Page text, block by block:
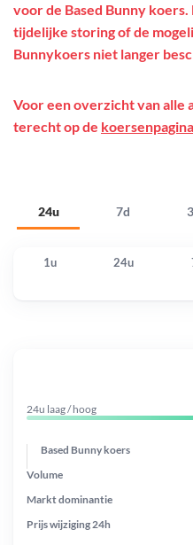
24u 7d
voor de Based Bunny
tijdelijke storing of de
Bunnykoers niet langer
Voor een overzicht van alle
terecht op de koersenpagina
1u 24u
24u laag / hoog
Based Bunny koers
Prijs wijziging 24h
Markt dominantie
Volume